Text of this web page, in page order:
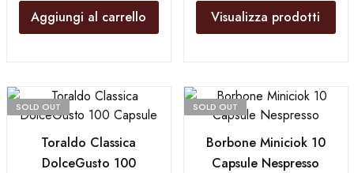
Aggiungi al carrello Visualizza prodotti
SOLD OUT
Toraldo Classica
DolceGusto 100
SOLD OUT
Borbone Miniciok 10
Capsule Nespresso